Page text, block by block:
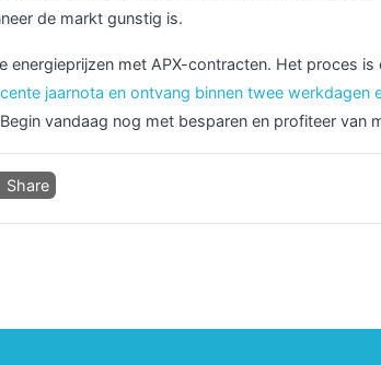
de markt gunstig is.
energieprijzen met APX-contracten. Het proces is
jaarnota en ontvang binnen twee werkdagen
vandaag nog met besparen en profiteer van
Share